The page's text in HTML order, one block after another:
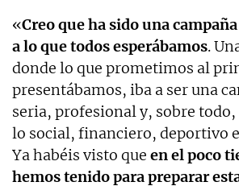
«Creo que ha sido una
a lo que todos esperábamos.
donde lo que prometimos al
presentábamos, iba a ser una
seria, profesional y, sobre
lo social, financiero, deportivo
Ya habéis visto que en el poco
hemos tenido para preparar